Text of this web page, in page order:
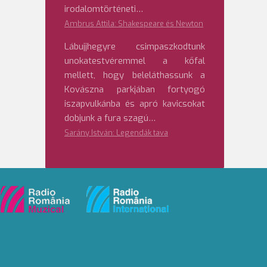
irodalomtörténeti…
Ambrus Attila: Shakespeare és Newton
Lábujjhegyre csimpaszkodtunk
unokatestvéremmel a kőfal
mellett, hogy beleláthassunk a
Kovászna parkjában fortyogó
iszapvulkánba és apró kavicsokat
dobjunk a fura szagú…
Sarány István: Legendák tava